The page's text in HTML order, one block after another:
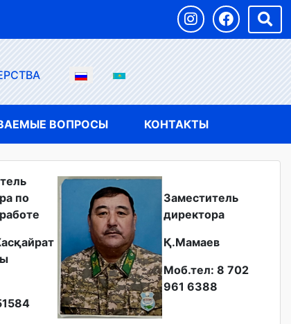
ВОПРОСЫ КОНТАКТЫ
по
Заместитель
директора
Қ.Мамаев
Моб.тел: 8 702
961 6388